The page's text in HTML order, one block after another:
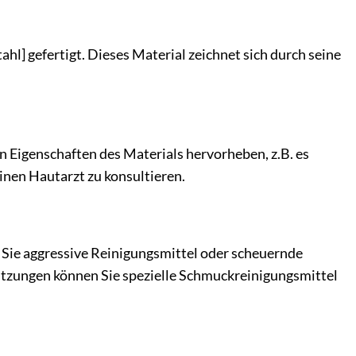
gefertigt. Dieses Material zeichnet sich durch seine
des Materials hervorheben, z.B. es
Hautarzt zu konsultieren.
aggressive Reinigungsmittel oder scheuernde
können Sie spezielle Schmuckreinigungsmittel